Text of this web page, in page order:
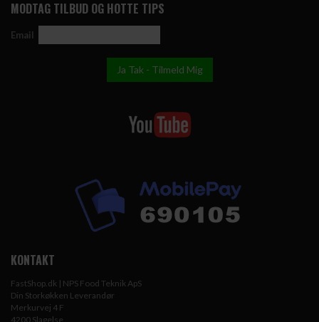
MODTAG TILBUD OG HOTTE TIPS
Email
KONTAKT
FastShop.dk | NPS Food Teknik ApS
Din Storkøkken Leverandør
Merkurvej 4 F
4200 Slagelse